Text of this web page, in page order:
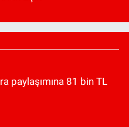
paylaşımına 81 bin TL